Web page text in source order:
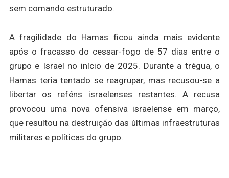
sem comando estruturado.
A fragilidade do Hamas ficou ainda mais evidente
após o fracasso do cessar-fogo de 57 dias entre o
grupo e Israel no início de 2025. Durante a trégua, o
Hamas teria tentado se reagrupar, mas recusou-se a
libertar os reféns israelenses restantes. A recusa
provocou uma nova ofensiva israelense em março,
que resultou na destruição das últimas infraestruturas
militares e políticas do grupo.